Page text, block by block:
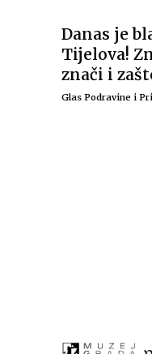
Danas je
Tijelova!
znači i
Glas Podravine i